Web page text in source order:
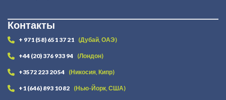
Контакты
+ 971 (58) 651 37 21 (Дубай, ОАЭ)
+44 (20) 376 933 94 (Лондон)
+3572 223 20 54 (Никосия, Кипр)
+1 (646) 893 10 82 (Нью-Йорк, США)